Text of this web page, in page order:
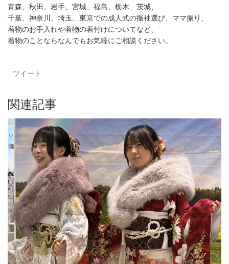
青森、秋田、岩手、宮城、福島、栃木、茨城、
千葉、神奈川、埼玉、東京での成人式の振袖選び、ママ振り、
着物のお手入れや着物の着付けについてなど、
着物のことならなんでもお気軽にご相談ください。
ツイート
関連記事